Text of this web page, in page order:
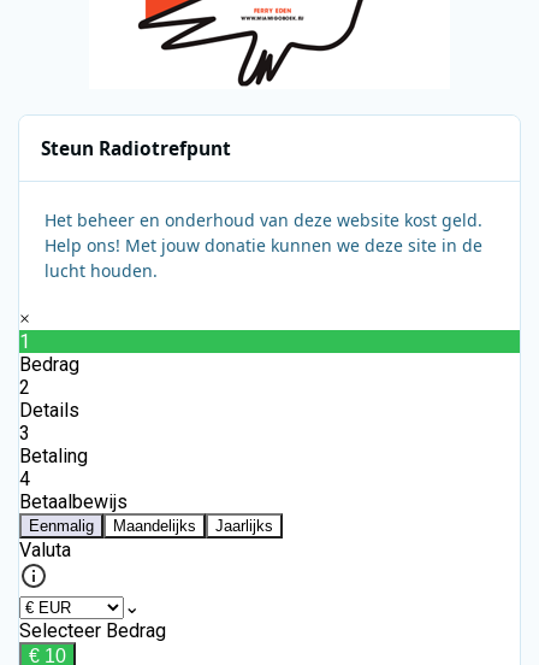
Steun Radiotrefpunt
Het beheer en onderhoud van deze website kost geld.
Help ons! Met jouw donatie kunnen we deze site in de
lucht houden.